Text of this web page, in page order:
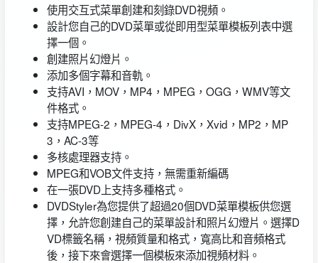
使用交互式菜單創建和刻錄DVD視頻。
設計您自己的DVD菜單或從即用型菜單模板列表中選
擇一個。
創建照片幻燈片。
添加多個字幕和音軌。
支持AVI，MOV，MP4，MPEG，OGG，WMV等文
件格式。
支持MPEG-2，MPEG-4，DivX，Xvid，MP2，MP
3，AC-3等
多核處理器支持。
MPEG和VOB文件支持，無需重新編碼
在一張DVD上支持多種格式。
DVDStyler為您提供了超過20個DVD菜單模板供您選
擇，允許您創建自己的菜單設計和照片幻燈片。選擇D
VD標籤名稱，視頻質量和格式，寬高比和音頻格式
後，接下來會選擇一個模板來添加視頻材料。